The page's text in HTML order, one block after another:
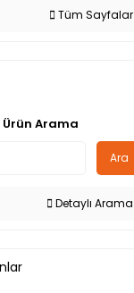
Tüm Sayfalar
Ürün Arama
Ara
Detaylı Arama